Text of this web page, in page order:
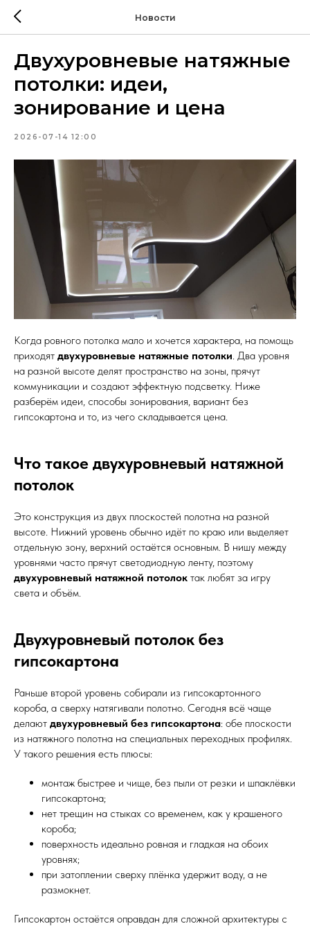
Новости
Двухуровневые натяжные
потолки: идеи,
зонирование и цена
2026-07-14 12:00
Когда ровного потолка мало и хочется характера, на помощь
приходят двухуровневые натяжные потолки . Два уровня
на разной высоте делят пространство на зоны, прячут
коммуникации и создают эффектную подсветку. Ниже
разберём идеи, способы зонирования, вариант без
гипсокартона и то, из чего складывается цена.
Что такое двухуровневый натяжной
потолок
Это конструкция из двух плоскостей полотна на разной
высоте. Нижний уровень обычно идёт по краю или выделяет
отдельную зону, верхний остаётся основным. В нишу между
уровнями часто прячут светодиодную ленту, поэтому
двухуровневый натяжной потолок так любят за игру
света и объём.
Двухуровневый потолок без
гипсокартона
Раньше второй уровень собирали из гипсокартонного
короба, а сверху натягивали полотно. Сегодня всё чаще
делают двухуровневый без гипсокартона: обе плоскости
из натяжного полотна на специальных переходных профилях.
У такого решения есть плюсы:
монтаж быстрее и чище, без пыли от резки и шпаклёвки
гипсокартона;
нет трещин на стыках со временем, как у крашеного
короба;
поверхность идеально ровная и гладкая на обоих
уровнях;
при затоплении сверху плёнка удержит воду, а не
размокнет.
Гипсокартон остаётся оправдан для сложной архитектуры с